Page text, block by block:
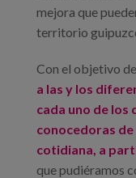
mejora que
territorio
Con el objetivo
a las y los
cada uno de los
conocedoras
cotidiana, a
que pudiéramos